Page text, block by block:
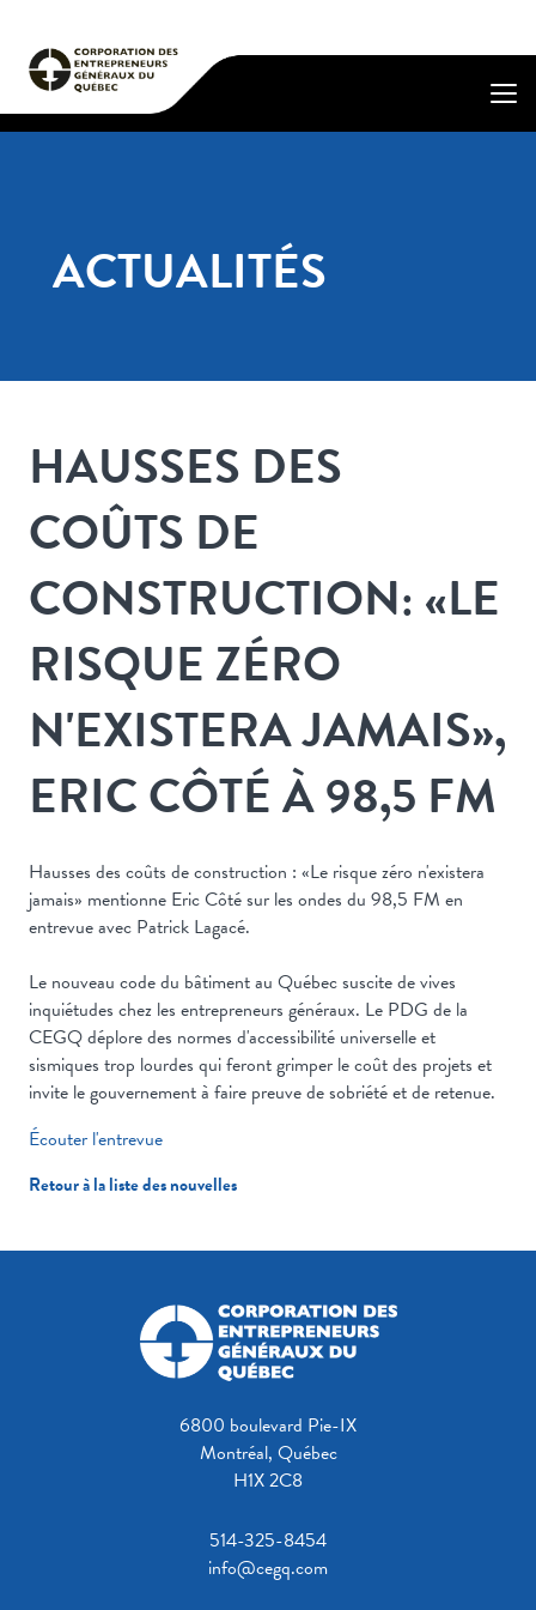
ACTUALITÉS
HAUSSES DES
COÛTS DE
CONSTRUCTION: «LE
RISQUE ZÉRO
N'EXISTERA JAMAIS»,
ERIC CÔTÉ À 98,5 FM
Hausses des coûts de construction : «Le risque zéro n'existera
jamais» mentionne Eric Côté sur les ondes du 98,5 FM en
entrevue avec Patrick Lagacé.
Le nouveau code du bâtiment au Québec suscite de vives
inquiétudes chez les entrepreneurs généraux. Le PDG de la
CEGQ déplore des normes d'accessibilité universelle et
sismiques trop lourdes qui feront grimper le coût des projets et
invite le gouvernement à faire preuve de sobriété et de retenue.
Écouter l'entrevue
Retour à la liste des nouvelles
6800 boulevard Pie-IX
Montréal, Québec
H1X 2C8
514-325-8454
info@cegq.com